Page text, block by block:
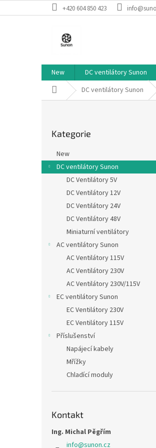
na
+420 604 850 423
New DC ventilátory Sunon
Domů DC ventilátory Sunon
a
n
kategorie
Kategorie
New
DC ventilátory Sunon
DC Ventilátory 5V
DC Ventilátory 12V
DC Ventilátory 24V
DC Ventilátory 48V
Miniaturní ventilátory
AC ventilátory Sunon
AC Ventilátory 115V
AC Ventilátory 230V
AC Ventilátory 230V/115V
EC ventilátory Sunon
EC Ventilátory 230V
EC Ventilátory 115V
Příslušenství
Napájecí kabely
Mřížky
Chladící moduly
Kontakt
Ing. Michal Pěgřím
info@sunon.cz